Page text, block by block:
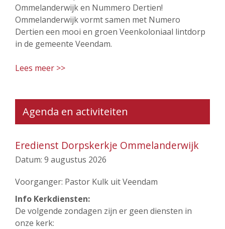
Ommelanderwijk en Nummero Dertien!
Ommelanderwijk vormt samen met Numero
Dertien een mooi en groen Veenkoloniaal lintdorp
in de gemeente Veendam.
Lees meer >>
Agenda en activiteiten
Eredienst Dorpskerkje Ommelanderwijk
Datum: 9 augustus 2026
Voorganger: Pastor Kulk uit Veendam
Info Kerkdiensten:
De volgende zondagen zijn er geen diensten in
onze kerk: